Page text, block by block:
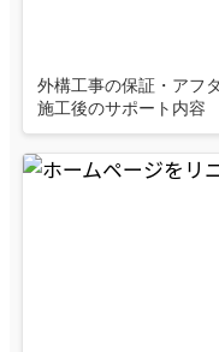
外構工事の保証・アフ
施工後のサポート内容